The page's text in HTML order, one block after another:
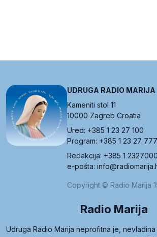
UDRUGA RADIO MARIJA
Kameniti stol 11
10000 Zagreb Croatia
Ured: +385 1 23 27 100
Program: +385 1 23 27
Redakcija: +385 1 2327000
e-pošta:
Copyright © Radio Marija
Radio Marija
Udruga Radio Marija neprofitna je,